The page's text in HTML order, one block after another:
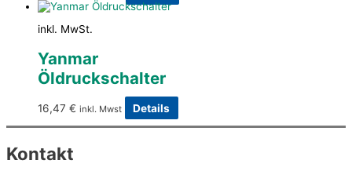
inkl. MwSt.
Yanmar
Öldruckschalter
16,47 € inkl. Mwst Details
Kontakt